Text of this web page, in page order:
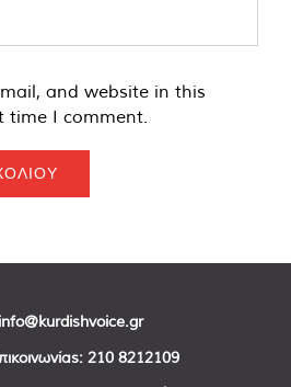
and website in this
time I comment.
info@kurdishvoice.gr
210 8212109